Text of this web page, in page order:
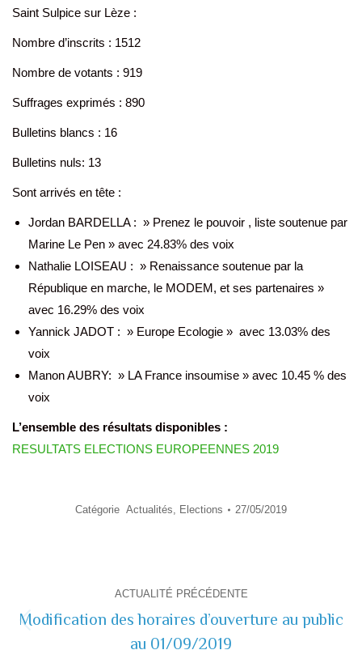
Saint Sulpice sur Lèze :
Nombre d’inscrits : 1512
Nombre de votants : 919
Suffrages exprimés : 890
Bulletins blancs : 16
Bulletins nuls: 13
Sont arrivés en tête :
Jordan BARDELLA : » Prenez le pouvoir , liste soutenue par
Marine Le Pen » avec 24.83% des voix
Nathalie LOISEAU : » Renaissance soutenue par la
République en marche, le MODEM, et ses partenaires »
avec 16.29% des voix
Yannick JADOT : » Europe Ecologie » avec 13.03% des
voix
Manon AUBRY: » LA France insoumise » avec 10.45 % des
voix
L’ensemble des résultats disponibles :
RESULTATS ELECTIONS EUROPEENNES 2019
Catégorie Actualités, Elections 27/05/2019
de
ACTUALITÉ PRÉCÉDENTE
Modification des horaires d’ouverture au public
au 01/09/2019